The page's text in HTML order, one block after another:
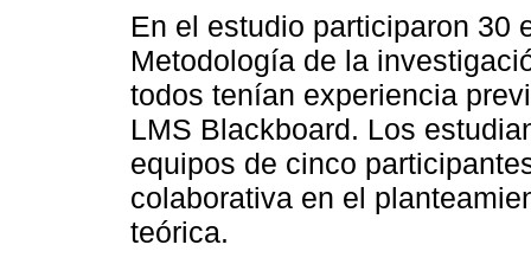
En el estudio participaron 30
Metodología de la
todos tenían experiencia
LMS Blackboard. Los
equipos de cinco
colaborativa en el
teórica.